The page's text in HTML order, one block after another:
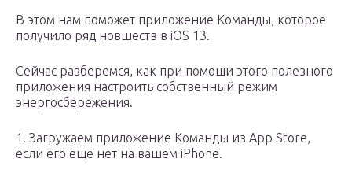
В этом нам поможет приложение Команды, которое
получило ряд новшеств в iOS 13.
Сейчас разберемся, как при помощи этого полезного
приложения настроить собственный режим
энергосбережения.
1. Загружаем приложение Команды из App Store,
если его еще нет на вашем iPhone.